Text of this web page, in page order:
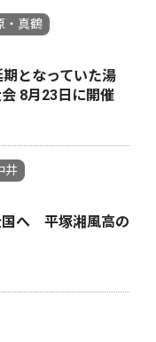
・真鶴
となっていた湯
8月23日に開催
井
国へ 平塚湘風高の